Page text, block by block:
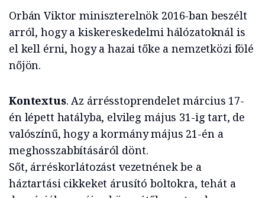
Orbán Viktor miniszterelnök 2016-ban beszélt
arról, hogy a kiskereskedelmi hálózatoknál is
el kell érni, hogy a hazai tőke a nemzetközi fölé
nőjön.
Kontextus. Az árrésstoprendelet március 17-
én lépett hatályba, elvileg május 31-ig tart, de
valószínű, hogy a kormány május 21-én a
meghosszabbításáról dönt.
Sőt, árréskorlátozást vezetnének be a
háztartási cikkeket árusító boltokra, tehát a